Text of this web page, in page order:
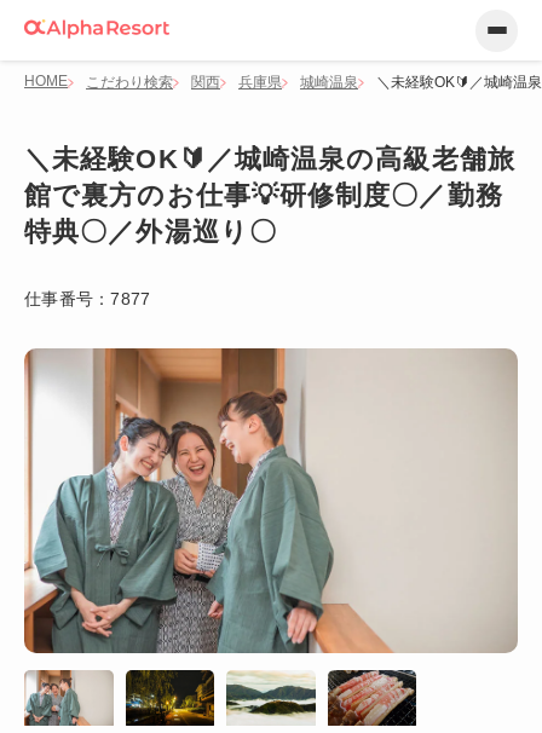
HOME こだわり検索 関西 兵庫県 城崎温泉 ＼未経験OK🔰／城崎温
＼未経験OK🔰／城崎温泉の高級老舗旅
館で裏方のお仕事💡研修制度〇／勤務
特典〇／外湯巡り〇
仕事番号：7877